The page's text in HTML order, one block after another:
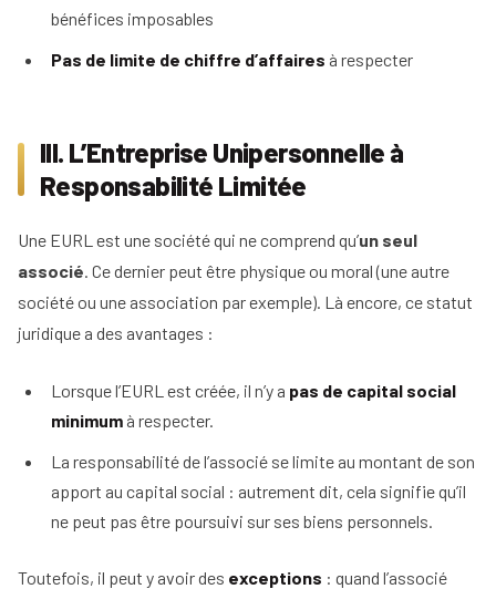
bénéfices imposables
Pas de limite de chiffre d’affaires à respecter
III. L’Entreprise Unipersonnelle à
Responsabilité Limitée
Une EURL est une société qui ne comprend qu’un seul
associé. Ce dernier peut être physique ou moral (une autre
société ou une association par exemple). Là encore, ce statut
juridique a des avantages :
Lorsque l’EURL est créée, il n’y a pas de capital social
minimum à respecter.
La responsabilité de l’associé se limite au montant de son
apport au capital social : autrement dit, cela signifie qu’il
ne peut pas être poursuivi sur ses biens personnels.
Toutefois, il peut y avoir des exceptions : quand l’associé